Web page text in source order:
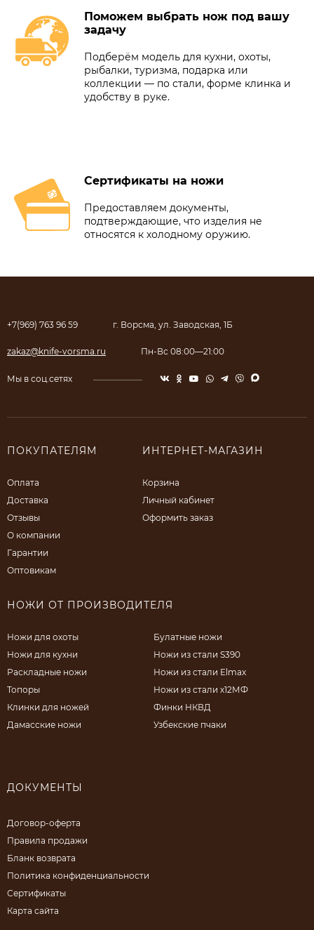
Поможем выбрать нож под вашу
задачу
Подберём модель для кухни, охоты,
рыбалки, туризма, подарка или
коллекции — по стали, форме клинка и
удобству в руке.
Сертификаты на ножи
Предоставляем документы,
подтверждающие, что изделия не
относятся к холодному оружию.
+7(969) 763 96 59 г. Ворсма, ул. Заводская, 1Б
zakaz@knife-vorsma.ru Пн-Вс 08:00—21:00
Мы в соц.сетях
ПОКУПАТЕЛЯМ
Оплата
Доставка
Отзывы
О компании
Гарантии
Оптовикам
ИНТЕРНЕТ-МАГАЗИН
Корзина
Личный кабинет
Оформить заказ
НОЖИ ОТ ПРОИЗВОДИТЕЛЯ
Ножи для охоты
Ножи для кухни
Раскладные ножи
Топоры
Клинки для ножей
Дамасские ножи
Булатные ножи
Ножи из стали S390
Ножи из стали Elmax
Ножи из стали х12МФ
Финки НКВД
Узбекские пчаки
ДОКУМЕНТЫ
Договор-оферта
Правила продажи
Бланк возврата
Политика конфиденциальности
Сертификаты
Карта сайта